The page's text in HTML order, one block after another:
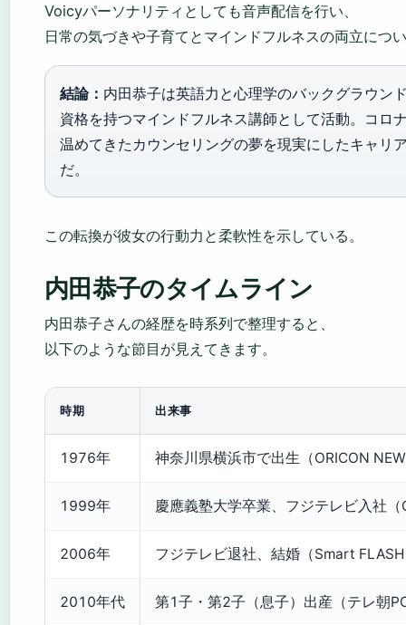
Voicyパーソナリティとしても音声配信を行い、
日常の気づきや子育てとマインドフルネスの両立につ
結論： 内田恭子は英語力と心理学のバックグラウン
資格を持つマインドフルネス講師として活動。コロ
温めてきたカウンセリングの夢を現実にしたキャリ
だ。
この転換が彼女の行動力と柔軟性を示している。
内田恭子のタイムライン
内田恭子さんの経歴を時系列で整理すると、
以下のような節目が見えてきます。
時期 出来事
1976年 神奈川県横浜市で出生（ORICON
1999年 慶應義塾大学卒業、フジテレビ入社（
2006年 フジテレビ退社、結婚（Smart
2010年代 第1子・第2子（息子）出産（テレ朝